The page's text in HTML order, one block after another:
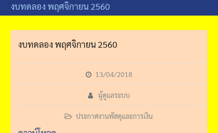
งบทดลอง พฤศจิกายน 2560
งบทดลอง พฤศจิกายน 2560
13/04/2018
ผู้ดูแลระบบ
ประกาศงานพัสดุและการเงิน